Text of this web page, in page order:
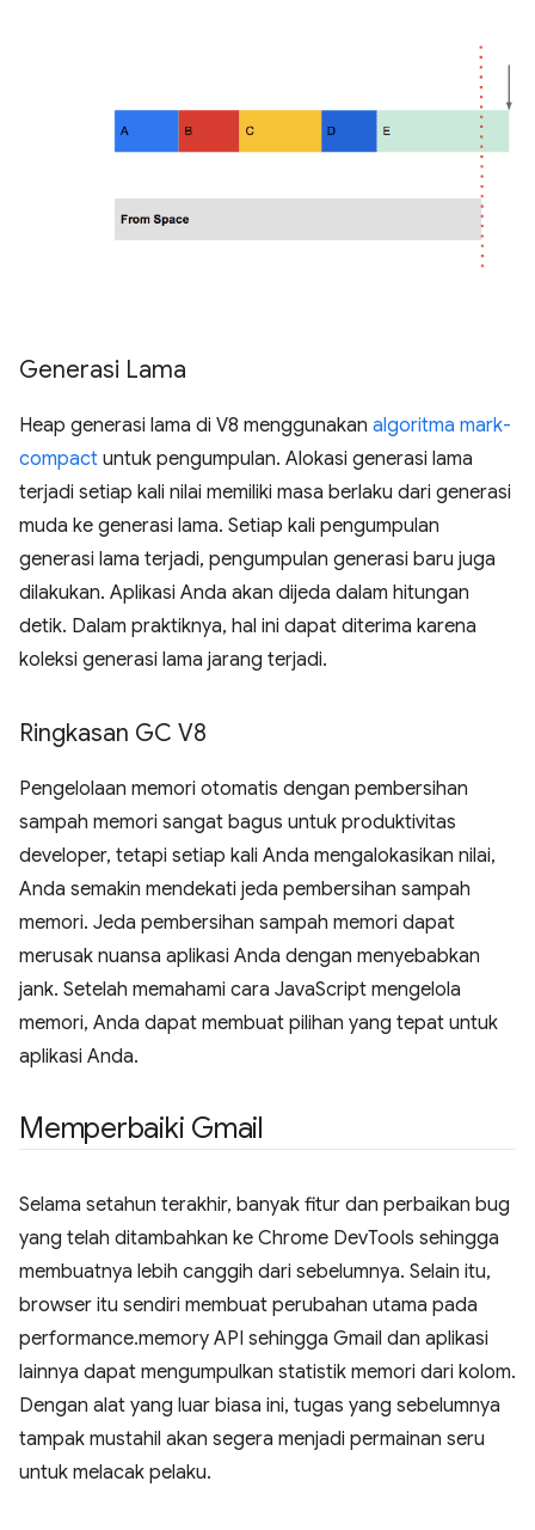
Generasi Lama
Heap generasi lama di V8 menggunakan algoritma mark-
compact untuk pengumpulan. Alokasi generasi lama
terjadi setiap kali nilai memiliki masa berlaku dari generasi
muda ke generasi lama. Setiap kali pengumpulan
generasi lama terjadi, pengumpulan generasi baru juga
dilakukan. Aplikasi Anda akan dijeda dalam hitungan
detik. Dalam praktiknya, hal ini dapat diterima karena
koleksi generasi lama jarang terjadi.
Ringkasan GC V8
Pengelolaan memori otomatis dengan pembersihan
sampah memori sangat bagus untuk produktivitas
developer, tetapi setiap kali Anda mengalokasikan nilai,
Anda semakin mendekati jeda pembersihan sampah
memori. Jeda pembersihan sampah memori dapat
merusak nuansa aplikasi Anda dengan menyebabkan
jank. Setelah memahami cara JavaScript mengelola
memori, Anda dapat membuat pilihan yang tepat untuk
aplikasi Anda.
Memperbaiki Gmail
Selama setahun terakhir, banyak fitur dan perbaikan bug
yang telah ditambahkan ke Chrome DevTools sehingga
membuatnya lebih canggih dari sebelumnya. Selain itu,
browser itu sendiri membuat perubahan utama pada
performance.memory API sehingga Gmail dan aplikasi
lainnya dapat mengumpulkan statistik memori dari kolom.
Dengan alat yang luar biasa ini, tugas yang sebelumnya
tampak mustahil akan segera menjadi permainan seru
untuk melacak pelaku.